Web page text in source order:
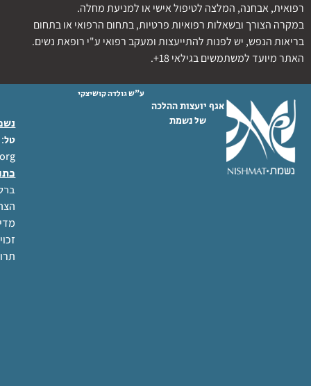
רפואית, אבחנה, המלצה לטיפול אישי או למניעת מחלה.
במקרה הצורך ובשאלות רפואיות פרטיות, בתחום הרפואי או בתחום
בריאות הנפש, יש לפנות להתייעצות ומעקב רפואי ע"י רופאת נשים.
האתר מיועד למשתמשים בגילאי 18+.
אגף יועצות ההלכה
של נשמת
ע"ש גולדה קושיצקי
טל: 02-6404333
ברל